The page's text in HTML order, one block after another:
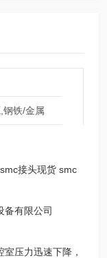
钢铁/金属
接头现货 smc
备有限公司
压力迅速下降，